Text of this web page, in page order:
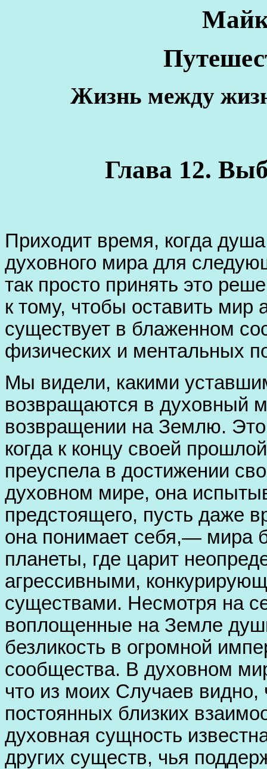
Ма
Жизнь между
Глава 12.
Приходит время, когда
духовного мира для
так просто принять это
к тому, чтобы оставить мир
существует в блаженном
физических и ментальных
Мы видели, какими
возвращаются в духовный
возвращении на Землю. Это
когда к концу своей
преуспела в достижении
духовном мире, она
предстоящего, пусть даже
она понимает себя,— мира
планеты, где царит
агрессивными,
существами. Несмотря на
воплощенные на Земле
безликость в огромной
сообщества. В духовном
что из моих Случаев
постоянных близких
духовная сущность
других существ, чья